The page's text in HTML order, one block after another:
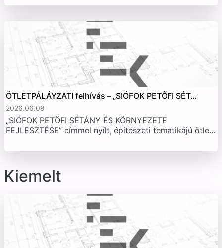
ÖTLETPÁLÁYZATI felhívás – „SIÓFOK PETŐFI SÉT…
2026.06.09
„SIÓFOK PETŐFI SÉTÁNY ÉS KÖRNYEZETE
FEJLESZTÉSE” címmel nyílt, építészeti tematikájú ötle…
Kiemelt